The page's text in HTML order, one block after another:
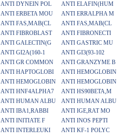
ANTI DYNEIN POL ANTI ELAFIN(HUM
ANTI ERBETA MOU ANTI ERRALPHA M
ANTI FAS,MAB(CL ANTI FAS,MAB(CL
ANTI FIBROBLAST ANTI FIBRONECTI
ANTI GALECTIN(G ANTI GASTRIC MU
ANTI GI2A(160-1 ANTI GI3(93-102
ANTI GR COMMON ANTI GRANZYME B
ANTI HAPTOGLOBI ANTI HEMOGLOBIN
ANTI HEMOGLOBIN ANTI HEMOGLOBIN
ANTI HNF4ALPHA7 ANTI HS90BETA,M
ANTI HUMAN ALBU ANTI HUMAN ALBU
ANTI IBA1,RABBI ANTI IGE,RAT MO
ANTI INITIATE F ANTI INOS PEPTI
ANTI INTERLEUKI ANTI KF-1 POLYC